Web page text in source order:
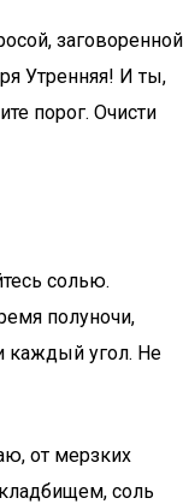
заговоренной
Утренняя! И ты,
порог. Очисти
солью.
полуночи,
каждый угол. Не
от мерзких
соль